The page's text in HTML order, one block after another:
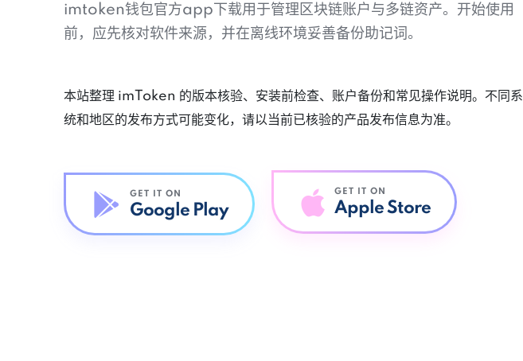
imtoken钱包官方app下载用于管理区块链账户与多链资产。开始使用
前，应先核对软件来源，并在离线环境妥善备份助记词。
本站整理 imToken 的版本核验、安装前检查、账户备份和常见操作说明。不同系
统和地区的发布方式可能变化，请以当前已核验的产品发布信息为准。
GET IT ON
Google Play
GET IT ON
Apple Store